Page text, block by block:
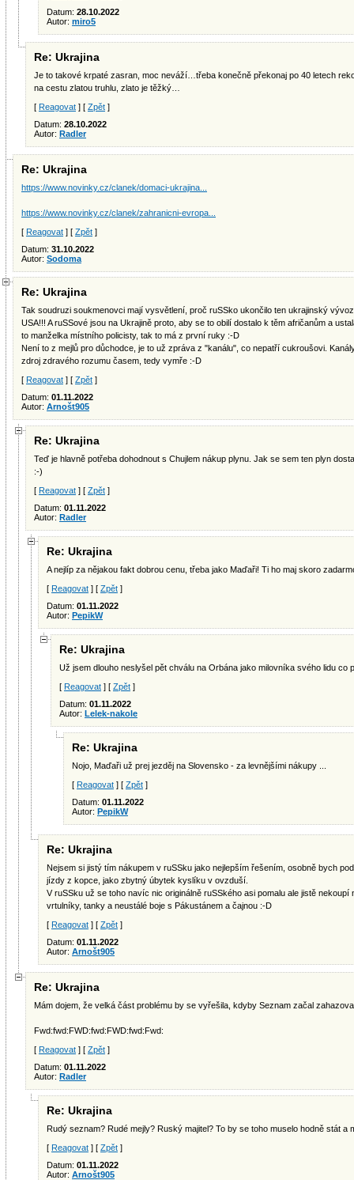
Datum: 28.10.2022
Autor: miro5
Re: Ukrajina
Je to takové krpaté zasran, moc neváží…třeba konečně překonaj po 40 letech
na cestu zlatou truhlu, zlato je těžký…
[ Reagovat ] [ Zpět ]
Datum: 28.10.2022
Autor: Radler
Re: Ukrajina
https://www.novinky.cz/clanek/domaci-ukrajina...
https://www.novinky.cz/clanek/zahranicni-evropa...
[ Reagovat ] [ Zpět ]
Datum: 31.10.2022
Autor: Sodoma
Re: Ukrajina
Tak soudruzi soukmenovci mají vysvětlení, proč ruSSko ukončilo ten ukrajinský
USA!!! A ruSSové jsou na Ukrajině proto, aby se to obilí dostalo k těm afričanům a
to manželka místního policisty, tak to má z první ruky :-D
Není to z mejlů pro důchodce, je to už zpráva z "kanálu", co nepatří cukroušovi.
zdroj zdravého rozumu časem, tedy vymře :-D
[ Reagovat ] [ Zpět ]
Datum: 01.11.2022
Autor: Arnošt905
Re: Ukrajina
Teď je hlavně potřeba dohodnout s Chujlem nákup plynu. Jak se sem ten plyn
:-)
[ Reagovat ] [ Zpět ]
Datum: 01.11.2022
Autor: Radler
Re: Ukrajina
A nejlíp za nějakou fakt dobrou cenu, třeba jako Maďaři! Ti ho maj skoro
[ Reagovat ] [ Zpět ]
Datum: 01.11.2022
Autor: PepikW
Re: Ukrajina
Už jsem dlouho neslyšel pět chválu na Orbána jako milovníka svého lidu co
[ Reagovat ] [ Zpět ]
Datum: 01.11.2022
Autor: Lelek-nakole
Re: Ukrajina
Nojo, Maďaři už prej jezděj na Slovensko - za levnějšími nákupy ...
[ Reagovat ] [ Zpět ]
Datum: 01.11.2022
Autor: PepikW
Re: Ukrajina
Nejsem si jistý tím nákupem v ruSSku jako nejlepším řešením, osobně bych
jízdy z kopce, jako zbytný úbytek kyslíku v ovzduší.
V ruSSku už se toho navíc nic originálně ruSSkého asi pomalu ale jistě
vrtulníky, tanky a neustálé boje s Pákustánem a čajnou :-D
[ Reagovat ] [ Zpět ]
Datum: 01.11.2022
Autor: Arnošt905
Re: Ukrajina
Mám dojem, že velká část problému by se vyřešila, kdyby Seznam začal
Fwd:fwd:FWD:fwd:FWD:fwd:Fwd:
[ Reagovat ] [ Zpět ]
Datum: 01.11.2022
Autor: Radler
Re: Ukrajina
Rudý seznam? Rudé mejly? Ruský majitel? To by se toho muselo hodně stát a
[ Reagovat ] [ Zpět ]
Datum: 01.11.2022
Autor: Arnošt905